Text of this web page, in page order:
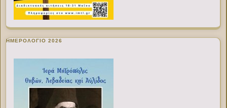
ΗΜΕΡΟΛΟΓΙΟ 2026